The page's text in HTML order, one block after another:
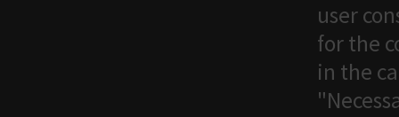
user
for the
in the